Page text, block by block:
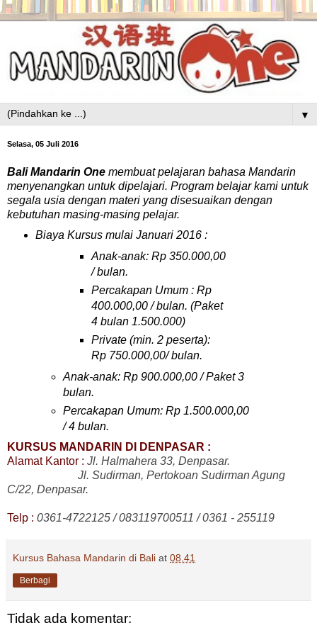
▼
Selasa, 05 Juli 2016
Bali Mandarin One membuat pelajaran bahasa Mandarin
menyenangkan untuk dipelajari. Program belajar kami untuk
segala usia dengan materi yang disesuaikan dengan
kebutuhan masing-masing pelajar.
Biaya Kursus mulai Januari 2016:
Anak-anak: Rp 350.000,00
/ bulan.
Percakapan Umum : Rp
400.000,00 / bulan. (Paket
4 bulan 1.500.000)
Private (min. 2 peserta):
Rp 750.000,00/ bulan.
Anak-anak: Rp900.000,00 / Paket 3
bulan.
Percakapan Umum: Rp 1.500.000,00
/ 4 bulan.
KU RSUS MANDARIN DI DENPASAR :
Alamat Kantor : Jl. Halmahera 33, Denpasar.
Jl. Sudirman, Pertokoan Sudirman Agung
C/22, Denpasar.
Telp : 0361-4722125 / 083119700511 / 0361 - 255119
Kursus Bahasa Mandarin di Bali at 08.41
Berbagi
Tidak ada komentar: